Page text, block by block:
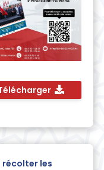
récolter les